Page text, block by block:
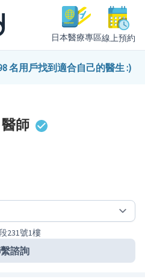
日本醫療專區線上預約
名用戶找到適合自己的醫生 :)
醫師
231號1樓
諮詢